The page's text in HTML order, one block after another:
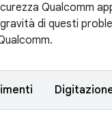
Qualcomm
di questi